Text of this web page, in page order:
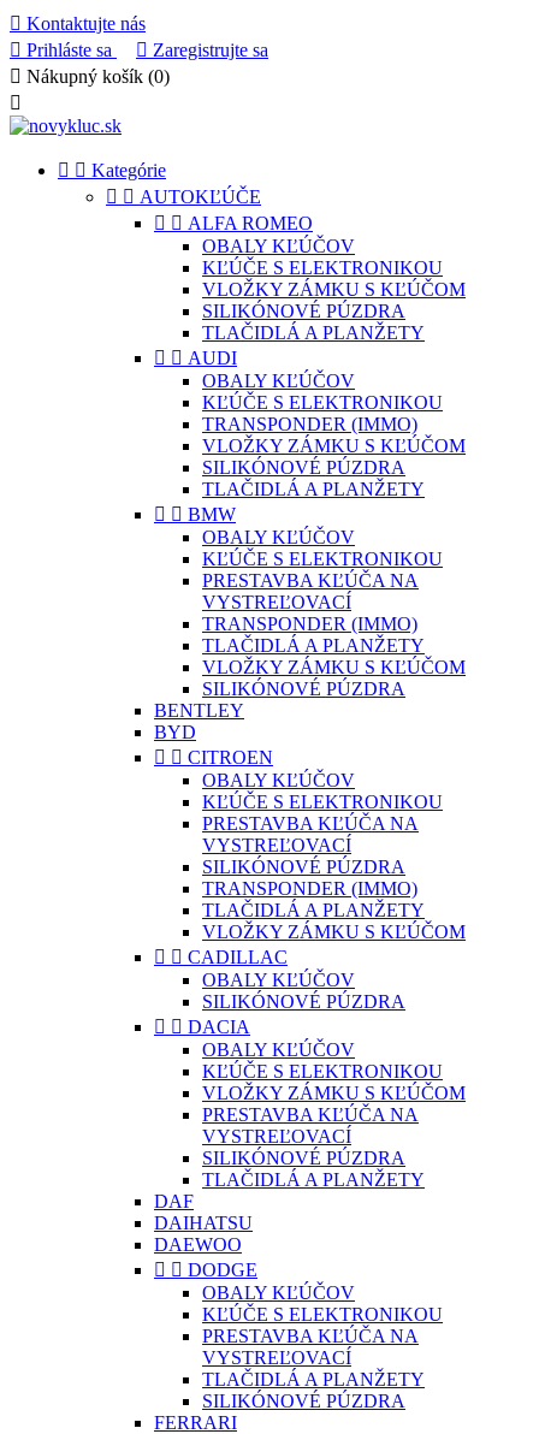
 Kontaktujte nás
 Prihláste sa  Zaregistrujte sa
 Nákupný košík (0)

  Kategórie
  AUTOKĽÚČE
  ALFA ROMEO
OBALY KĽÚČOV
KĽÚČE S ELEKTRONIKOU
VLOŽKY ZÁMKU S KĽÚČOM
SILIKÓNOVÉ PÚZDRA
TLAČIDLÁ A PLANŽETY
  AUDI
OBALY KĽÚČOV
KĽÚČE S ELEKTRONIKOU
TRANSPONDER (IMMO)
VLOŽKY ZÁMKU S KĽÚČOM
SILIKÓNOVÉ PÚZDRA
TLAČIDLÁ A PLANŽETY
  BMW
OBALY KĽÚČOV
KĽÚČE S ELEKTRONIKOU
PRESTAVBA KĽÚČA NA
VYSTREĽOVACÍ
TRANSPONDER (IMMO)
TLAČIDLÁ A PLANŽETY
VLOŽKY ZÁMKU S KĽÚČOM
SILIKÓNOVÉ PÚZDRA
BENTLEY
BYD
  CITROEN
OBALY KĽÚČOV
KĽÚČE S ELEKTRONIKOU
PRESTAVBA KĽÚČA NA
VYSTREĽOVACÍ
SILIKÓNOVÉ PÚZDRA
TRANSPONDER (IMMO)
TLAČIDLÁ A PLANŽETY
VLOŽKY ZÁMKU S KĽÚČOM
  CADILLAC
OBALY KĽÚČOV
SILIKÓNOVÉ PÚZDRA
  DACIA
OBALY KĽÚČOV
KĽÚČE S ELEKTRONIKOU
VLOŽKY ZÁMKU S KĽÚČOM
PRESTAVBA KĽÚČA NA
VYSTREĽOVACÍ
SILIKÓNOVÉ PÚZDRA
TLAČIDLÁ A PLANŽETY
DAF
DAIHATSU
DAEWOO
  DODGE
OBALY KĽÚČOV
KĽÚČE S ELEKTRONIKOU
PRESTAVBA KĽÚČA NA
VYSTREĽOVACÍ
TLAČIDLÁ A PLANŽETY
SILIKÓNOVÉ PÚZDRA
FERRARI